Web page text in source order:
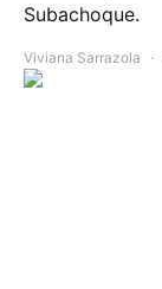
Subachoque.
Viviana Sarrazola